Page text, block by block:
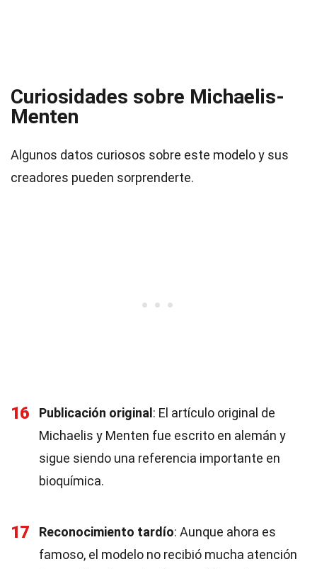
Curiosidades sobre Michaelis-
Menten
Algunos datos curiosos sobre este modelo y sus
creadores pueden sorprenderte.
16 Publicación original : El artículo original de
Michaelis y Menten fue escrito en alemán y
sigue siendo una referencia importante en
bioquímica.
17 Reconocimiento tardío: Aunque ahora es
famoso, el modelo no recibió mucha atención